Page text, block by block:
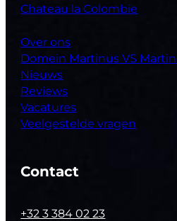
Chateau la Colombie
Over ons
Domein Martinus VS
Nieuws
Reviews
Vacatures
Veelgestelde vragen
Contact
+32 3 384 02 23